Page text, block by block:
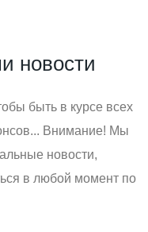
новости
быть в курсе всех
Внимание! Мы
новости,
в любой момент по